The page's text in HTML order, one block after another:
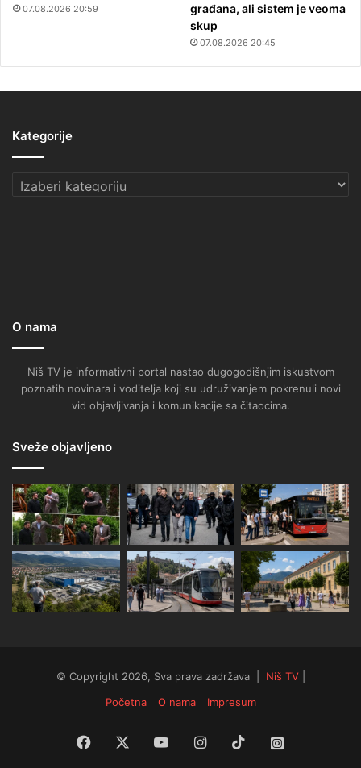
07.08.2026 20:59
građana, ali sistem je veoma
skup
07.08.2026 20:45
Kategorije
Kategorije
O nama
Niš TV je informativni portal nastao dugogodišnjim iskustvom
poznatih novinara i voditelja koji su udruživanjem pokrenuli novi
vid objavljivanja i komunikacije sa čitaocima.
Sveže objavljeno
© Copyright 2026, Sva prava zadržava | Niš TV|
Početna
O nama Impresum
Facebook YouTubeInstagram
TikTok